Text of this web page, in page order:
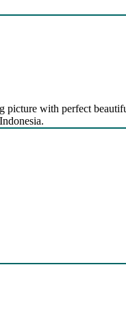
with perfect